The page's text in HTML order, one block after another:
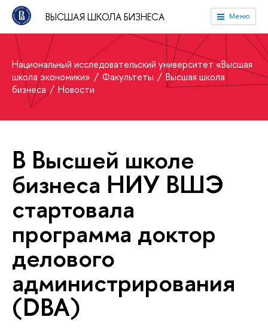
ВЫСШАЯ ШКОЛА БИЗНЕСА Меню
Национальный исследовательский университет «Высшая
школа экономики»
Факультеты
Высшая школа
бизнеса
Новости
В Высшей школе
бизнеса НИУ ВШЭ
стартовала
программа доктор
делового
администрирования
(DBA)